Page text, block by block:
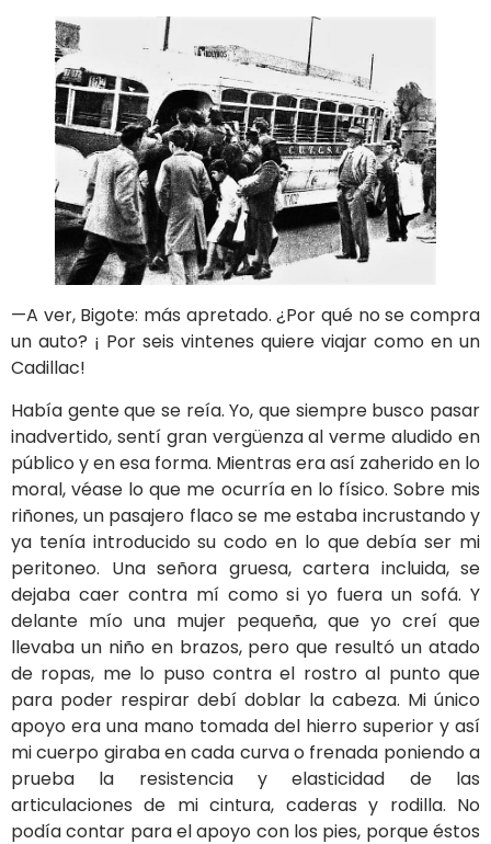
—A ver, Bigote: más apretado. ¿Por qué no se compra
un auto? ¡ Por seis vintenes quiere viajar como en un
Cadillac!
Había gente que se reía. Yo, que siempre busco pasar
inadvertido, sentí gran vergüenza al verme aludido en
público y en esa forma. Mientras era así zaherido en lo
moral, véase lo que me ocurría en lo físico. Sobre mis
riñones, un pasajero flaco se me estaba incrustando y
ya tenía introducido su codo en lo que debía ser mi
peritoneo. Una señora gruesa, cartera incluida, se
dejaba caer contra mí como si yo fuera un sofá. Y
delante mío una mujer pequeña, que yo creí que
llevaba un niño en brazos, pero que resultó un atado
de ropas, me lo puso contra el rostro al punto que
para poder respirar debí doblar la cabeza. Mi único
apoyo era una mano tomada del hierro superior y así
mi cuerpo giraba en cada curva o frenada poniendo a
prueba la resistencia y elasticidad de las
articulaciones de mi cintura, caderas y rodilla. No
podía contar para el apoyo con los pies, porque éstos